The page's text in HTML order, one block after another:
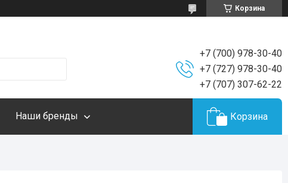
Корзина
+7 (700) 978-30-40
+7 (727) 978-30-40
+7 (707) 307-62-22
Наши бренды Корзина